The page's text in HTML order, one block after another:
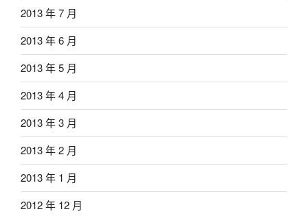
2013 年 7 月
2013 年 6 月
2013 年 5 月
2013 年 4 月
2013 年 3 月
2013 年 2 月
2013 年 1 月
2012 年 12 月